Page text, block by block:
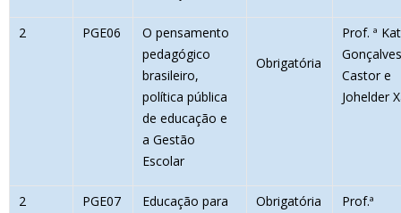
2 PGE06
O pensamento
pedagógico
brasileiro,
política pública
de educação e
a Gestão
Escolar
Obrigatória
Prof. ª
Gonçalves
Castor e
Johelder
2 PGE07
Educação para
Obrigatória
Prof.ª